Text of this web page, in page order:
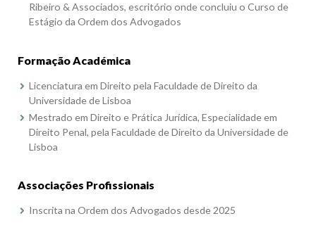
Ribeiro & Associados, escritório onde concluiu o Curso de
Estágio da Ordem dos Advogados
Formação Académica
Licenciatura em Direito pela Faculdade de Direito da
Universidade de Lisboa
Mestrado em Direito e Prática Jurídica, Especialidade em
Direito Penal, pela Faculdade de Direito da Universidade de
Lisboa
Associações Profissionais
Inscrita na Ordem dos Advogados desde 2025